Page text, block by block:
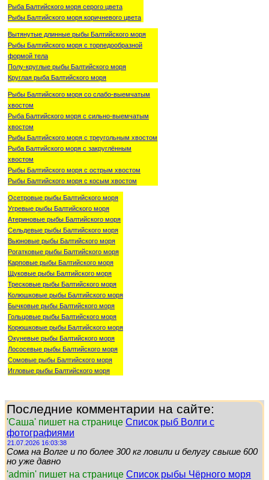
Рыба Балтийского моря серого цвета
Рыбы Балтийского моря коричневого цвета
Вытянутые длинные рыбы Балтийского моря
Рыбы Балтийского моря с торпедообразной
формой тела
Полу-круглые рыбы Балтийского моря
Круглая рыба Балтийского моря
Рыбы Балтийского моря со слабо-выемчатым
хвостом
Рыба Балтийского моря с сильно-выемчатым
хвостом
Рыбы Балтийского моря с треугольным хвостом
Рыба Балтийского моря с закруглённым
хвостом
Рыбы Балтийского моря с острым хвостом
Рыбы Балтийского моря с косым хвостом
Осетровые рыбы Балтийского моря
Угревые рыбы Балтийского моря
Атериновые рыбы Балтийского моря
Сельдевые рыбы Балтийского моря
Вьюновые рыбы Балтийского моря
Рогатковые рыбы Балтийского моря
Карповые рыбы Балтийского моря
Щуковые рыбы Балтийского моря
Тресковые рыбы Балтийского моря
Колюшковые рыбы Балтийского моря
Бычковые рыбы Балтийского моря
Гольцовые рыбы Балтийского моря
Корюшковые рыбы Балтийского моря
Окуневые рыбы Балтийского моря
Лососевые рыбы Балтийского моря
Сомовые рыбы Балтийского моря
Игловые рыбы Балтийского моря
Последние комментарии на сайте:
'Саша' пишет на странице Список рыб Волги с
фотографиями
21.07.2026 16:03:38
Сома на Волге и по более 300 кг ловили и белугу свыше 600
но уже давно
'admin' пишет на странице Список рыбы Чёрного моря